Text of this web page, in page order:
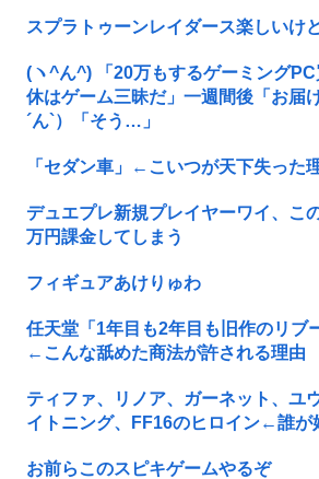
スプラトゥーンレイダース楽しいけ
(ヽ^ん^) 「20万もするゲーミング
休はゲーム三昧だ」一週間後「お届
´ん`）「そう…」
「セダン車」←こいつが天下失った
デュエプレ新規プレイヤーワイ、こ
万円課金してしまう
フィギュアあけりゅわ
任天堂「1年目も2年目も旧作のリブ
←こんな舐めた商法が許される理由
ティファ、リノア、ガーネット、ユ
イトニング、FF16のヒロイン←誰が
お前らこのスピキゲームやるぞ